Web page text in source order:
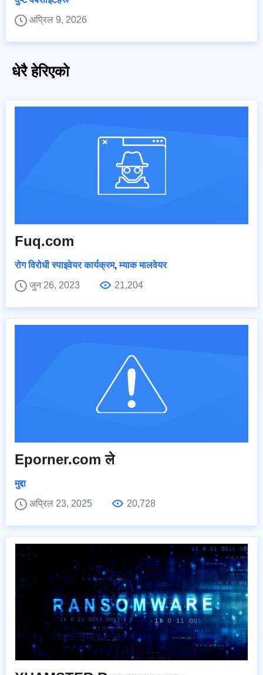
अप्रिल 9, 2026
धेरै हेरिएको
Fuq.com
रोग विरोधी स्पाइवेयर कार्यक्रम,म्याक मालवेयर
जुन 26, 2023
21,204
Eporner.com ले
मुद्दा
अप्रिल 23, 2025
20,728